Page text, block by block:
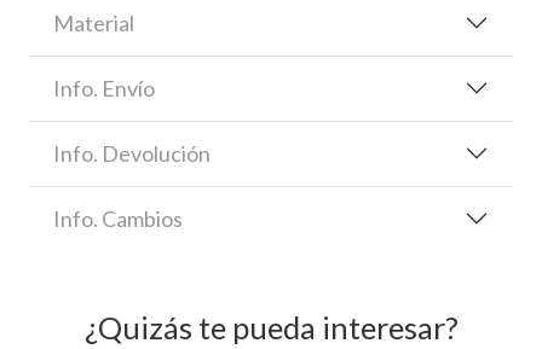
Material
Info. Envío
Info. Devolución
Info. Cambios
¿Quizás te pueda interesar?